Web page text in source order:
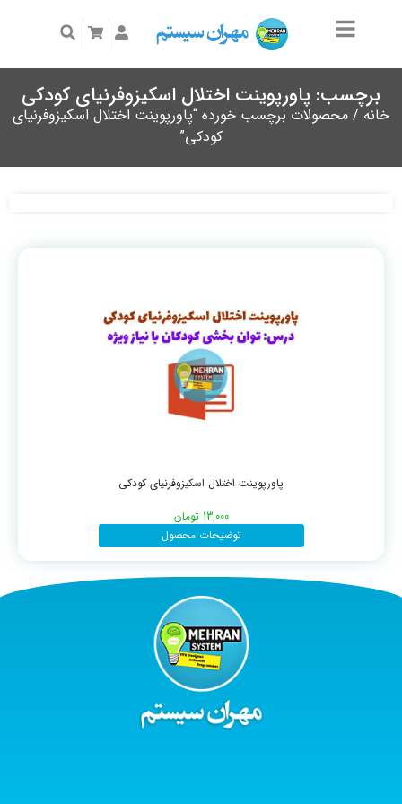
برچسب: پاورپوینت اختلال اسکیزوفرنیای کودکی
خانه / محصولات برچسب خورده “پاورپوینت اختلال اسکیزوفرنیای
کودکی”
پاورپوینت اختلال اسکیزوفرنیای کودکی
13,000 تومان
توضیحات محصول